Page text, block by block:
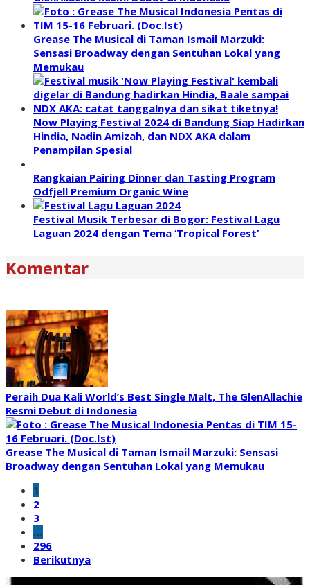
Grease The Musical di Taman Ismail Marzuki:
Sensasi Broadway dengan Sentuhan Lokal yang
Memukau
Now Playing Festival 2024 di Bandung Siap Hadirkan
Hindia, Nadin Amizah, dan NDX AKA dalam
Penampilan Spesial
Rangkaian Pairing Dinner dan Tasting Program
Odfjell Premium Organic Wine
Festival Musik Terbesar di Bogor: Festival Lagu
Laguan 2024 dengan Tema ‘Tropical Forest’
Komentar
Peraih Dua Kali World’s Best Single Malt, The GlenAllachie
Resmi Debut di Indonesia
Grease The Musical di Taman Ismail Marzuki: Sensasi
Broadway dengan Sentuhan Lokal yang Memukau
1
2
3
…
296
Berikutnya